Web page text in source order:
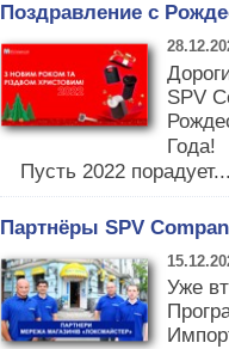
Поздравление с
SPV
Года!
⠀ Пусть 2022
Партнёры SPV
Уже